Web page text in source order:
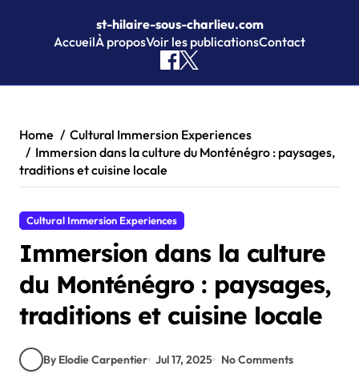
st-hilaire-sous-charlieu.com
AccueilÀ proposVoir les publicationsContact
Home
Cultural Immersion Experiences
Immersion dans la culture du Monténégro : paysages,
traditions et cuisine locale
Cultural Immersion Experiences
Immersion dans la culture
du Monténégro : paysages,
traditions et cuisine locale
By Elodie Carpentier Jul 17, 2025 No Comments